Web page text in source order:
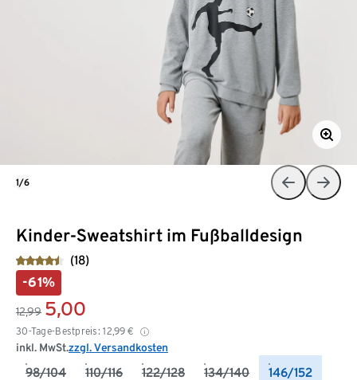
Kinder-Sweatshirt im Fußballdesign
(18)
-61%
12,99 5,00
30-Tage-Bestpreis: 12,99 €
inkl. MwSt.zzgl. Versandkosten
98/104 110/116 122/128 134/140 146/152
1/6